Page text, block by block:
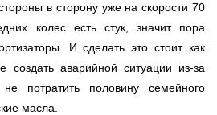
на-Дону
в сторону уже на скорости 70
колес есть стук, значит пора
И сделать это стоит как
создать аварийной ситуации из-за
потратить половину семейного
масла.